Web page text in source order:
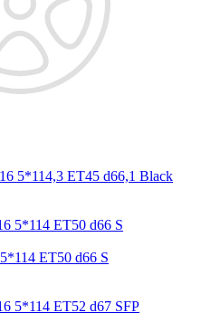
5*114,3 ET45 d66,1 Black
ET50 d66 S